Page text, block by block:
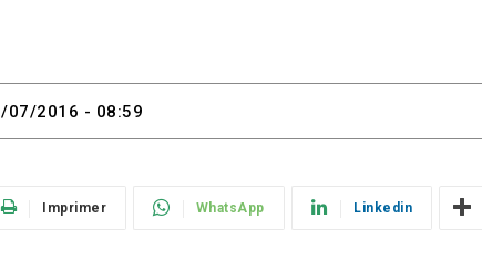
07/2016 - 08:59
Imprimer WhatsApp Linkedin